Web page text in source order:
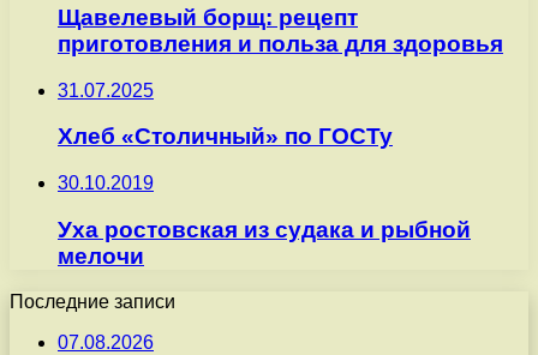
Щавелевый борщ: рецепт
приготовления и польза для здоровья
31.07.2025
Хлеб «Столичный» по ГОСТу
30.10.2019
Уха ростовская из судака и рыбной
мелочи
Последние записи
07.08.2026